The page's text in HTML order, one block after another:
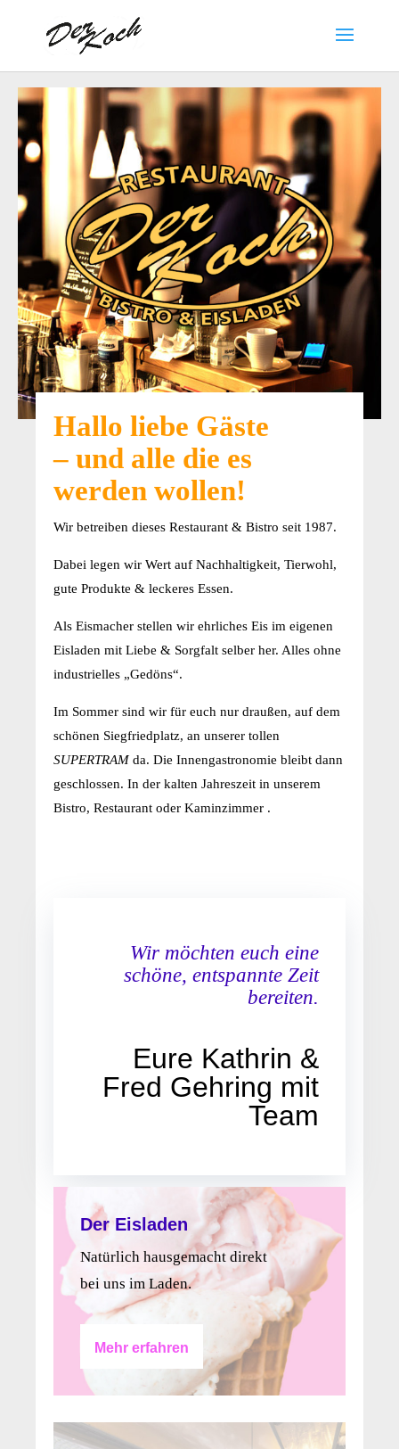
Hallo liebe Gäste
– und alle die es
werden wollen!
Wir betreiben dieses Restaurant & Bistro seit 1987.
Dabei legen wir Wert auf Nachhaltigkeit, Tierwohl,
gute Produkte & leckeres Essen.
Als Eismacher stellen wir ehrliches Eis im eigenen
Eisladen mit Liebe & Sorgfalt selber her. Alles ohne
industrielles „Gedöns“.
Im Sommer sind wir für euch nur draußen, auf dem
schönen Siegfriedplatz, an unserer tollen
SUPERTRAM da. Die Innengastronomie bleibt dann
geschlossen. In der kalten Jahreszeit in unserem
Bistro, Restaurant oder Kaminzimmer .
Wir möchten euch eine
schöne, entspannte Zeit
bereiten.
Eure Kathrin &
Fred Gehring mit
Team
Der Eisladen
Natürlich hausgemacht direkt
bei uns im Laden.
Mehr erfahren